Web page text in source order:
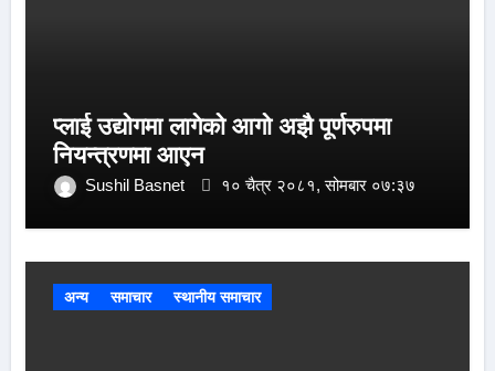
प्लाई उद्योगमा लागेको आगो अझै पूर्णरुपमा
नियन्त्रणमा आएन
Sushil Basnet १० चैत्र २०८१, सोमबार ०७:३७
अन्य समाचार स्थानीय समाचार